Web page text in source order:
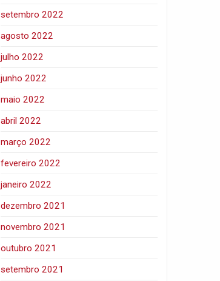
setembro 2022
agosto 2022
julho 2022
junho 2022
maio 2022
abril 2022
março 2022
fevereiro 2022
janeiro 2022
dezembro 2021
novembro 2021
outubro 2021
setembro 2021